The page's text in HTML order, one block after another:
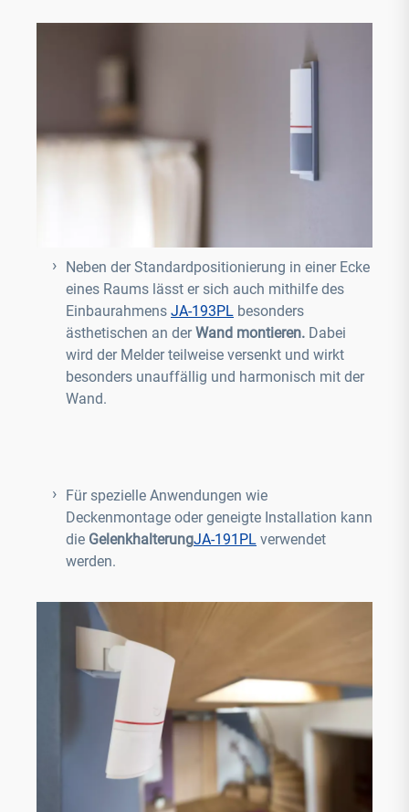
Neben der Standardpositionierung in einer Ecke
eines Raums lässt er sich auch mithilfe des
Einbaurahmens JA-193PL besonders
ästhetischen an derWand montieren. Dabei
wird der Melder teilweise versenkt und wirkt
besonders unauffällig und harmonisch mit der
Wand.
Für spezielle Anwendungen wie
Deckenmontage oder geneigte Installation kann
die GelenkhalterungJA-191PL verwendet
werden.